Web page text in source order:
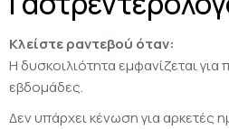
Κλείστε ραντεβού όταν:
Η δυσκοιλιότητα εμφανίζεται
εβδομάδες.
Δεν υπάρχει κένωση για αρκετές